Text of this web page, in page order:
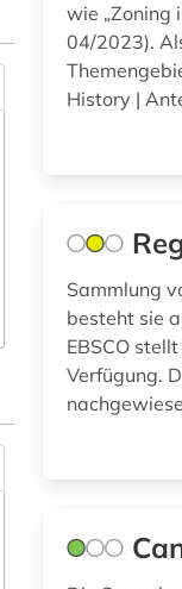
wie „Zoning
04/2023).
History |
Sammlung
besteht sie
EBSCO
Verfügung.